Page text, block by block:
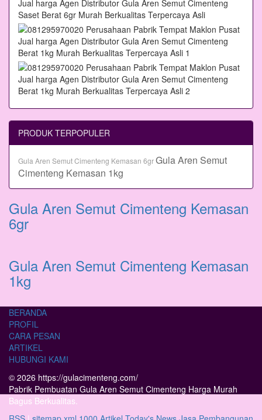
PRODUK TERPOPULER
Gula Aren Semut Cimenteng Kemasan 6grGula Aren Semut
Cimenteng Kemasan 1kg
Gula Aren Semut Cimenteng Kemasan
6gr
Gula Aren Semut Cimenteng Kemasan
1kg
BERANDA
PROFIL
CARA PESAN
ARTIKEL
HUBUNGI KAMI
© 2026 https://gulacimenteng.com/
Pabrik Pembuatan Gula Aren Semut Cimenteng Harga Murah
Bagus Berkualitas.